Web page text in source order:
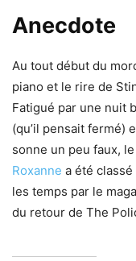
Anecdote
Au tout début du
piano et le rire de
Fatigué par une nuit
(qu’il pensait fermé)
sonne un peu faux,
Roxanne a été
les temps par le
du retour de The